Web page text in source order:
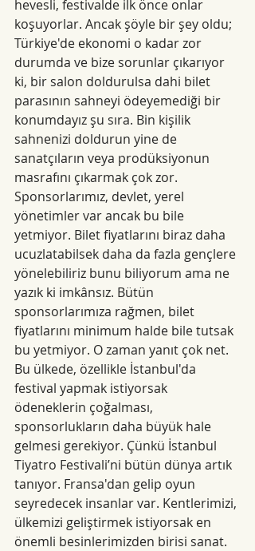
hevesli, festivalde ilk önce onlar
koşuyorlar. Ancak şöyle bir şey oldu;
Türkiye'de ekonomi o kadar zor
durumda ve bize sorunlar çıkarıyor
ki, bir salon doldurulsa dahi bilet
parasının sahneyi ödeyemediği bir
konumdayız şu sıra. Bin kişilik
sahnenizi doldurun yine de
sanatçıların veya prodüksiyonun
masrafını çıkarmak çok zor.
Sponsorlarımız, devlet, yerel
yönetimler var ancak bu bile
yetmiyor. Bilet fiyatlarını biraz daha
ucuzlatabilsek daha da fazla gençlere
yönelebiliriz bunu biliyorum ama ne
yazık ki imkânsız. Bütün
sponsorlarımıza rağmen, bilet
fiyatlarını minimum halde bile tutsak
bu yetmiyor. O zaman yanıt çok net.
Bu ülkede, özellikle İstanbul'da
festival yapmak istiyorsak
ödeneklerin çoğalması,
sponsorlukların daha büyük hale
gelmesi gerekiyor. Çünkü İstanbul
Tiyatro Festivali’ni bütün dünya artık
tanıyor. Fransa'dan gelip oyun
seyredecek insanlar var. Kentlerimizi,
ülkemizi geliştirmek istiyorsak en
önemli besinlerimizden birisi sanat.